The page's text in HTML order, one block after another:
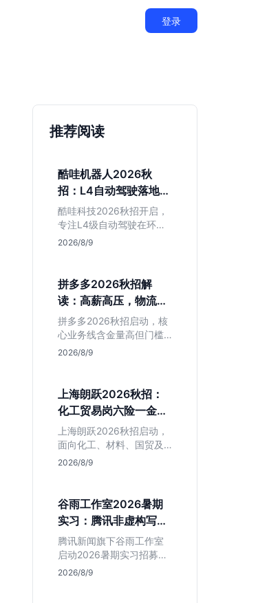
登录
推荐阅读
酷哇机器人2026秋
招：L4自动驾驶落地，
不限专业值得投吗？
酷哇科技2026秋招开启，
专注L4级自动驾驶在环卫
与物流场景的落地。相比
康。本文解读其业务模
式、岗位稳定性及不限专
业的投递策略，帮应届生
判断是否值得入手。
2026/8/9
拼多多2026秋招解
读：高薪高压，物流与
产品岗投递指南
拼多多2026秋招启动，核
心业务线含金量高但门槛
硬。本文解析其行业地
是否适合这种高强度职业
起步。
2026/8/9
上海朗跃2026秋招：
化工贸易岗六险一金
+落户，值不值得投？
上海朗跃2026秋招启动，
面向化工、材料、国贸及
金融专业。提供六险一金
本文解读岗位需求与福利
含金量，帮应届生快速判
断投递价值。
2026/8/9
谷雨工作室2026暑期
实习：腾讯非虚构写作
平台，仅限新闻社会学
专业
腾讯新闻旗下谷雨工作室
启动2026暑期实习招募。
本次招聘门槛明确，仅限
2026/8/9